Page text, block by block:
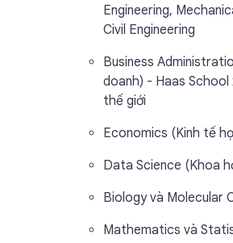
Engineering,
Civil Engineering
Business
doanh) - Haas School
thế giới
Economics (Kinh tế
Data Science (Khoa
Biology và Molecular
Mathematics và